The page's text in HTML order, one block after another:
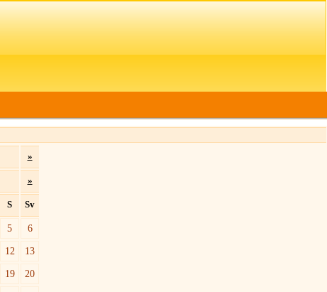
»
»
S Sv
5
6
12
13
19
20